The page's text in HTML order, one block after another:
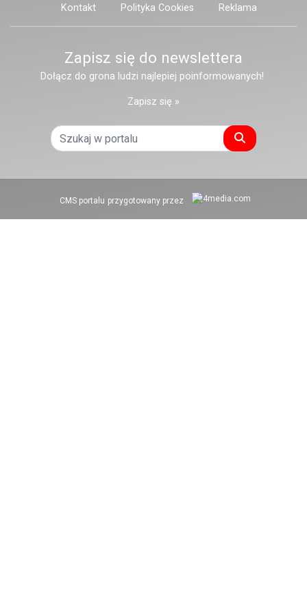
Kontakt Polityka Cookies Reklama
Zapisz się do newslettera
Dołącz do grona ludzi najlepiej poinformowanych!
Zapisz się »
Szukaj
CMS portalu przygotowany przez